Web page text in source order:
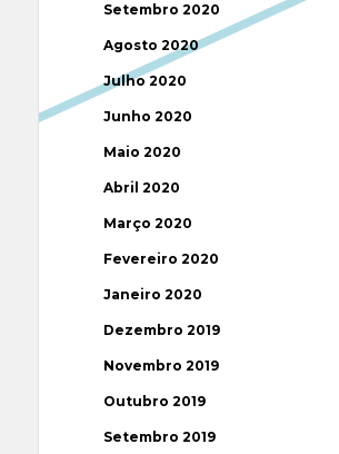
Setembro 2020
Agosto 2020
Julho 2020
Junho 2020
Maio 2020
Abril 2020
Março 2020
Fevereiro 2020
Janeiro 2020
Dezembro 2019
Novembro 2019
Outubro 2019
Setembro 2019